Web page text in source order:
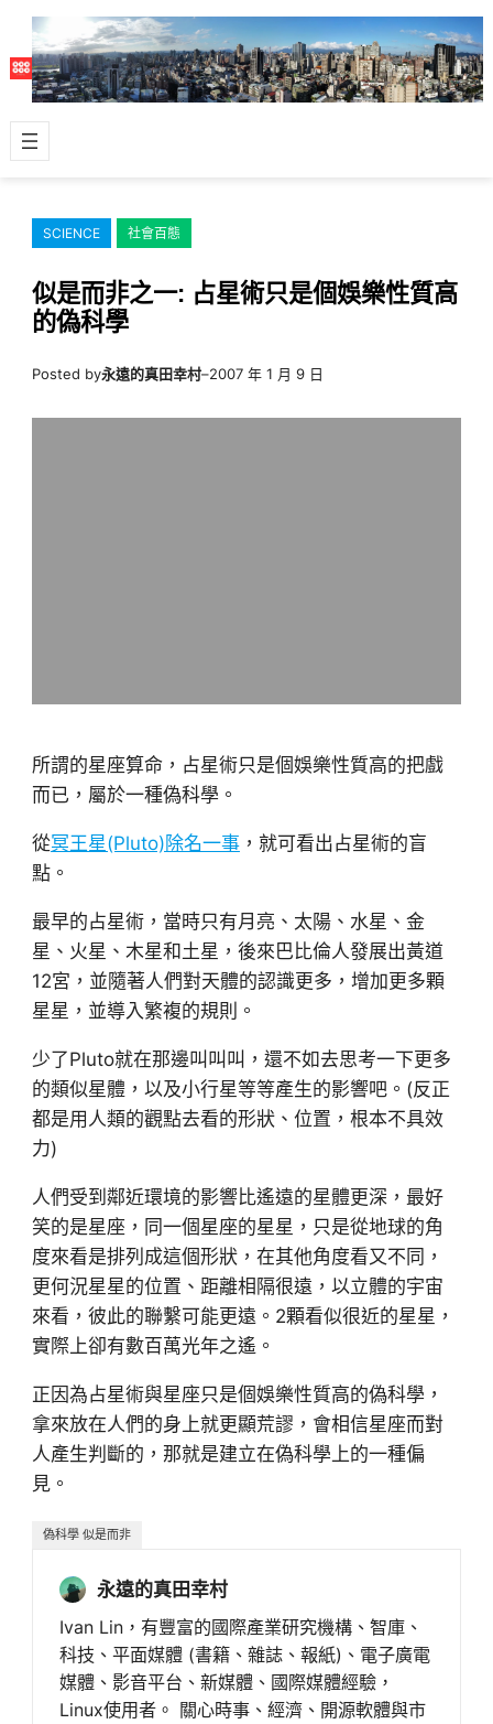
主
容
SCIENCE 社會百態
似是而非之一: 占星術只是個娛樂性質高
的偽科學
Posted by永遠的真田幸村–2007 年 1 月 9 日
所謂的星座算命，占星術只是個娛樂性質高的把戲
而已，屬於一種偽科學。
從冥王星(Pluto)除名一事，就可看出占星術的盲
點。
最早的占星術，當時只有月亮、太陽、水星、金
星、火星、木星和土星，後來巴比倫人發展出黃道
12宮，並隨著人們對天體的認識更多，增加更多顆
星星，並導入繁複的規則。
少了Pluto就在那邊叫叫叫，還不如去思考一下更多
的類似星體，以及小行星等等產生的影響吧。(反正
都是用人類的觀點去看的形狀、位置，根本不具效
力)
人們受到鄰近環境的影響比遙遠的星體更深，最好
笑的是星座，同一個星座的星星，只是從地球的角
度來看是排列成這個形狀，在其他角度看又不同，
更何況星星的位置、距離相隔很遠，以立體的宇宙
來看，彼此的聯繫可能更遠。2顆看似很近的星星，
實際上卻有數百萬光年之遙。
正因為占星術與星座只是個娛樂性質高的偽科學，
拿來放在人們的身上就更顯荒謬，會相信星座而對
人產生判斷的，那就是建立在偽科學上的一種偏
見。
偽科學 似是而非
永遠的真田幸村
Ivan Lin，有豐富的國際產業研究機構、智庫、
科技、平面媒體 (書籍、雜誌、報紙)、電子廣電
媒體、影音平台、新媒體、國際媒體經驗，
Linux使用者。 關心時事、經濟、開源軟體與市